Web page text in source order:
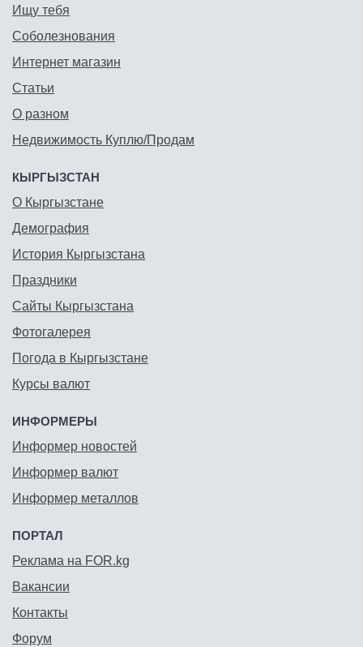
Ищу тебя
Соболезнования
Интернет магазин
Статьи
О разном
Недвижимость Куплю/Продам
КЫРГЫЗСТАН
О Кыргызстане
Демография
История Кыргызстана
Праздники
Сайты Кыргызстана
Фотогалерея
Погода в Кыргызстане
Курсы валют
ИНФОРМЕРЫ
Информер новостей
Информер валют
Информер металлов
ПОРТАЛ
Реклама на FOR.kg
Вакансии
Контакты
Форум